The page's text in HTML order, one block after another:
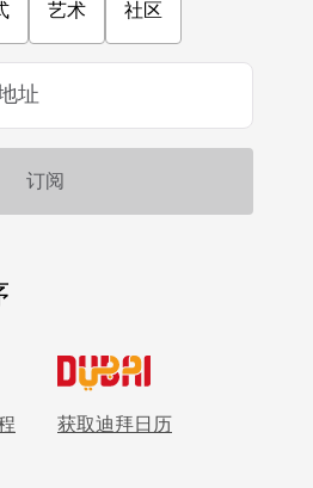
艺术 社区
获取迪拜日历